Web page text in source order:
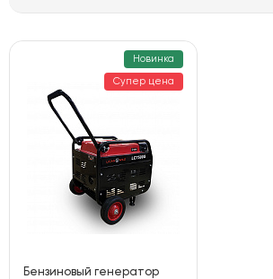
Новинка
Супер цена
Бензиновый генератор